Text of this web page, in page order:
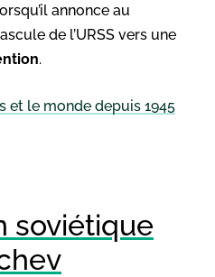
annonce au
de l’URSS vers une
.
et le monde depuis 1945
soviétique